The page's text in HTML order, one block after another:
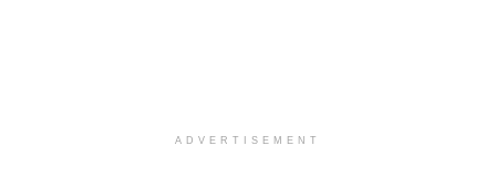
ADVERTISEMENT